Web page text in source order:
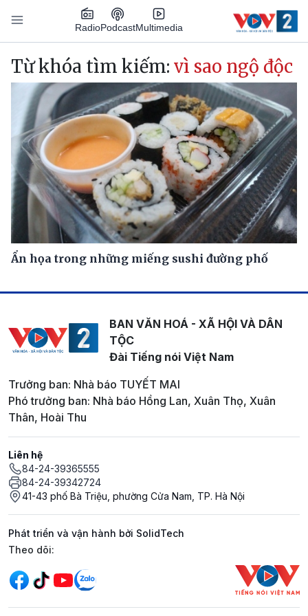
Nhảy đến nội dung
RadioPodcastMultimedia
Main navigation
Từ khóa tìm kiếm: vì sao ngộ độc
Ẩn họa trong những miếng sushi đường phố
BAN VĂN HOÁ - XÃ HỘI VÀ DÂN
TỘC
Đài Tiếng nói Việt Nam
Trưởng ban: Nhà báo TUYẾT MAI
Phó trưởng ban: Nhà báo Hồng Lan, Xuân Thọ, Xuân
Thân, Hoài Thu
Liên hệ
84-24-39365555
84-24-39342724
41-43 phố Bà Triệu, phường Cửa Nam, TP. Hà Nội
Phát triển và vận hành bởi SolidTech
Mạng xã hội
Theo dõi: